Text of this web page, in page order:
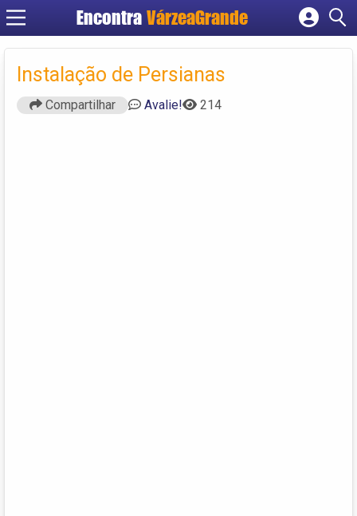
Encontra VárzeaGrande
Cadastrar empresa
Criar conta
Instalação de Persianas
Compartilhar Avalie! 214